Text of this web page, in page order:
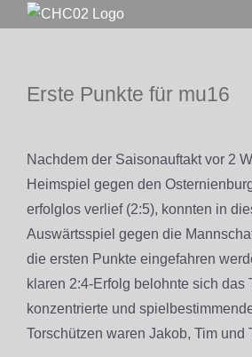
Erste Punkte für mu16
grösseres
Bild
Nachdem der Saisonauftakt vor 2
Heimspiel gegen den
erfolglos verlief (2:5), konnten in
Auswärtsspiel gegen die
die ersten Punkte eingefahren
klaren 2:4-Erfolg belohnte sich das
konzentrierte und
Torschützen waren Jakob, Tim und